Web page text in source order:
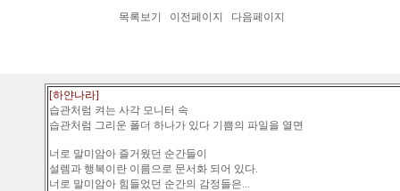
목록보기 이전페이지 다음페이지
[하얀나라]
습관처럼 켜는 사각 모니터 속
습관처럼 그리운 폴더 하나가 있다 기쁨의 파일을 열면
너로 말미암아 즐거웠던 순간들이
설렘과 행복이란 이름으로 문서화 되어 있다.
너로 말미암아 힘들었던 순간의 감정들은...